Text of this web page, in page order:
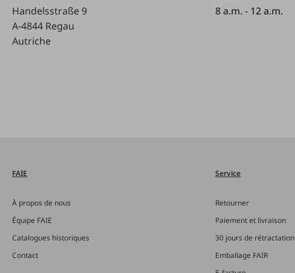
Handelsstraße 9
A-4844 Regau
Autriche
8 a.m. - 12 a.m.
FAIE
À propos de nous
Équipe FAIE
Catalogues historiques
Contact
Service
Retourner
Paiement et livraison
30 jours de rétractation
Emballage FAIR